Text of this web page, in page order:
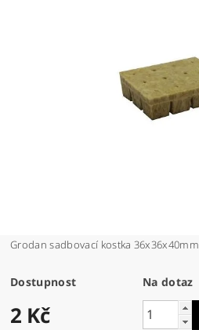
Grodan sadbovací kostka 36x36x40mm
Dostupnost Na dotaz
2 Kč